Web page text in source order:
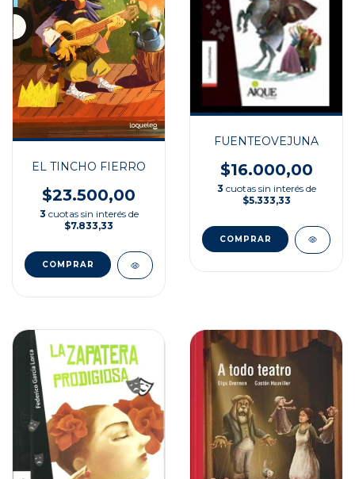
EL TINCHO FIERRO
$23.500,00
3 cuotas sin interés de
$7.833,33
FUENTEOVEJUNA
$16.000,00
3 cuotas sin interés de
$5.333,33